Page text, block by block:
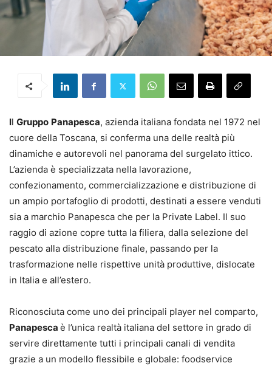
Il Gruppo Panapesca, azienda italiana fondata nel 1972 nel
cuore della Toscana, si conferma una delle realtà più
dinamiche e autorevoli nel panorama del surgelato ittico.
L’azienda è specializzata nella lavorazione,
confezionamento, commercializzazione e distribuzione di
un ampio portafoglio di prodotti, destinati a essere venduti
sia a marchio Panapesca che per la Private Label. Il suo
raggio di azione copre tutta la filiera, dalla selezione del
pescato alla distribuzione finale, passando per la
trasformazione nelle rispettive unità produttive, dislocate
in Italia e all’estero.
Riconosciuta come uno dei principali player nel comparto,
Panapesca è l’unica realtà italiana del settore in grado di
servire direttamente tutti i principali canali di vendita
grazie a un modello flessibile e globale: foodservice